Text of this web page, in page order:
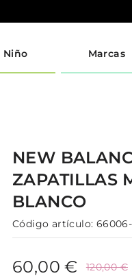
Niño Marcas
NEW
ZAPATILLAS
BLANCO
Código artículo:
60,00 € 120,00 €